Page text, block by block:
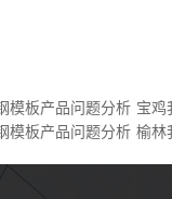
模板产品问题分析 宝鸡
模板产品问题分析 榆林